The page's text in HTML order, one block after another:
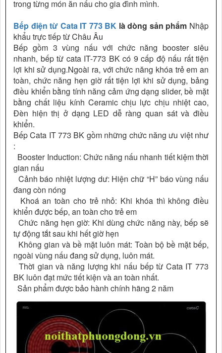
trong từng món ăn nấu cho gia đình mình.
Bếp điện từ Cata IT 773 BK là dòng sản phẩm Nhập
khẩu trực tiếp từ Châu Âu
Bếp gồm 3 vùng nấu với chức năng booster siêu
nhanh, bếp từ cata IT-773 BK có 9 cấp độ nấu rất tiện
lợi khi sử dụng.Ngoài ra, với chức năng khóa trẻ em an
toàn, chức năng hẹn giờ rất tiện lợi khi sử dụng, bảng
điều khiển bằng tính năng cảm ứng dạng slider, bề mặt
bằng chất liệu kính Ceramic chịu lực chịu nhiệt cao,
Đèn hiện thị ở dạng LED dễ ràng quan sát và điều
khiển.
Bếp Cata IT 773 BK gồm những chức năng ưu việt như
:
Booster Induction: Chức năng nấu nhanh tiết kiệm thời
gian nấu
Cảnh báo nhiệt lượng dư: Hiện chữ “H” báo vùng nấu
đang còn nóng
Khoá an toàn cho trẻ nhỏ: Khi khóa thì không điều
khiển được bếp, an toàn cho trẻ em
Chức năng hẹn giờ: Khi dùng chức năng này, bếp sẽ
tự động tắt sau khi hết giờ hẹn
Không gian và bề mặt luôn mát: Toàn bộ bề mặt bếp,
ngoài vùng nấu đang sử dụng, luôn mát.
Thời gian và năng lượng khi nấu bếp từ Cata IT 773
BK luôn đạt mức tiết kiện và an toàn nhất.
Sản phẩm được bảo hành chính hãng 2 năm